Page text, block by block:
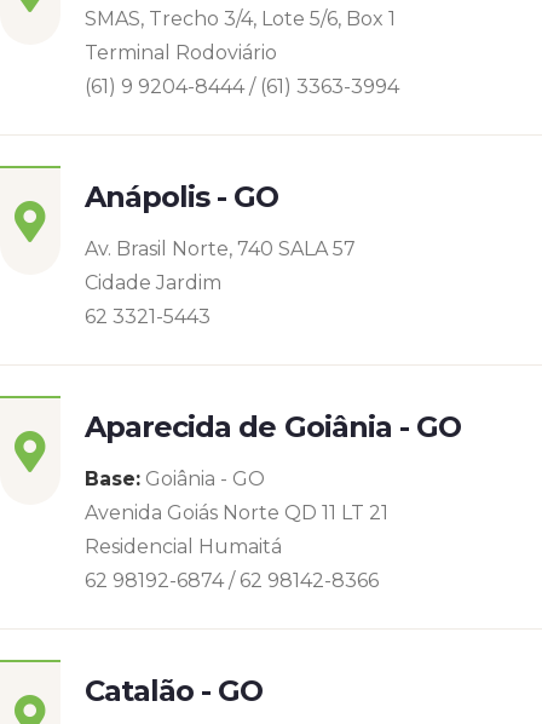
SMAS, Trecho 3/4, Lote 5/6, Box 1
Terminal Rodoviário
(61) 9 9204-8444 / (61) 3363-3994
Anápolis - GO
Av. Brasil Norte, 740 SALA 57
Cidade Jardim
62 3321-5443
Aparecida de Goiânia - GO
Base: Goiânia - GO
Avenida Goiás Norte QD 11 LT 21
Residencial Humaitá
62 98192-6874 / 62 98142-8366
Catalão - GO